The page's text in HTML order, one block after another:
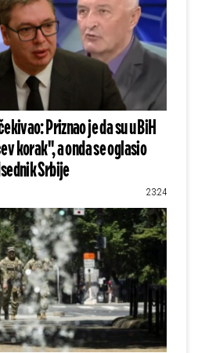
Priznao je da su u BiH
korak", a onda se oglasio
Srbije
23:24